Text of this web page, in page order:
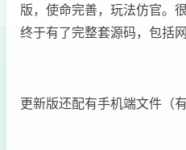
版，使命完善，玩法仿官。
终于有了完整套源码，包括
更新版还配有手机端文件（